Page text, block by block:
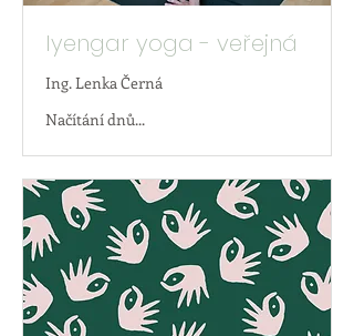
Iyengar yoga - veřejná
Ing. Lenka Černá
Načítání dnů...